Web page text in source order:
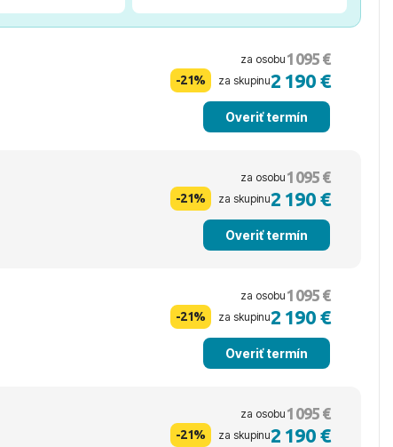
za osobu 1 095 €
-21% za skupinu2 190 €
Overiť termín
za osobu 1 095 €
-21% za skupinu2 190 €
Overiť termín
za osobu 1 095 €
-21% za skupinu2 190 €
Overiť termín
za osobu 1 095 €
-21% za skupinu2 190 €